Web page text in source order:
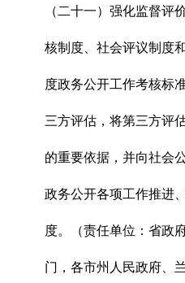
（二十一）强化监督评
核制度、社会评议制度
度政务公开工作考核标
三方评估，将第三方评
的重要依据，并向社会
政务公开各项工作推进
度。（责任单位：省政
门，各市州人民政府、